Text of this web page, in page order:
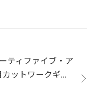
ティファイブ・ア
ットワークギ...